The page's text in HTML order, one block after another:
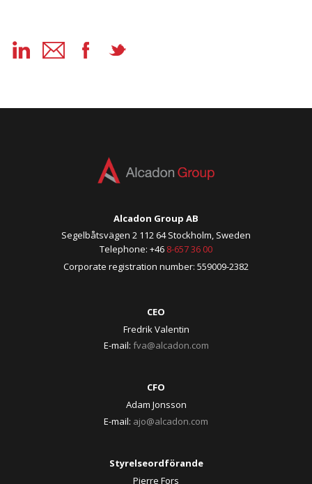
Alcadon Group AB
Segelbåtsvägen 2 112 64 Stockholm, Sweden
Telephone: +46 8-657 36 00
Corporate registration number: 559009-2382
CEO
Fredrik Valentin
E-mail: fva@alcadon.com
CFO
Adam Jonsson
E-mail: ajo@alcadon.com
Styrelseordförande
Pierre Fors